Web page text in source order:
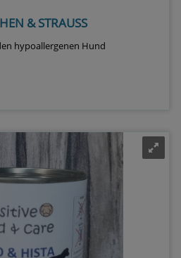
& STRAUSS
hypoallergenen Hund